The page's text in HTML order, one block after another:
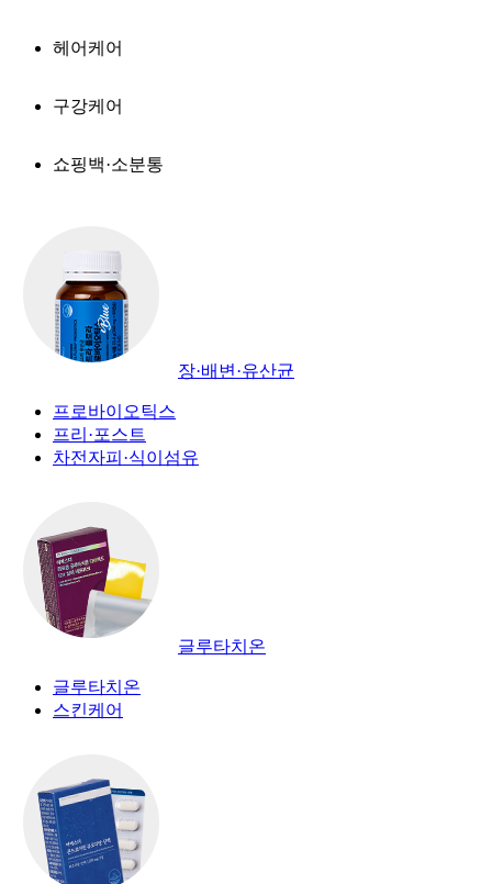
헤어케어
구강케어
쇼핑백·소분통
장·배변·유산균
프로바이오틱스
프리·포스트
차전자피·식이섬유
글루타치온
글루타치온
스킨케어